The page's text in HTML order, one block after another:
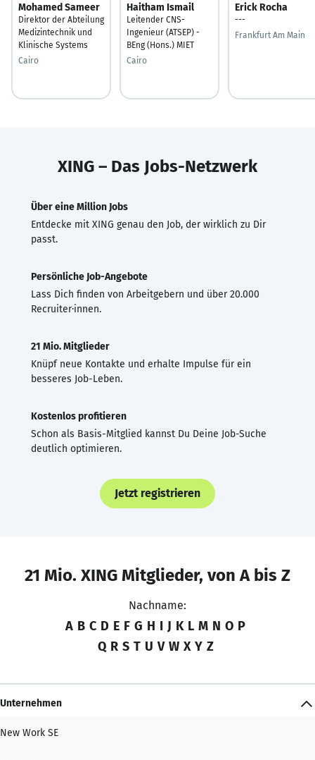
Mohamed Sameer
Direktor der Abteilung
Medizintechnik und
Klinische Systems
Cairo
Haitham Ismail
Leitender CNS-
Ingenieur (ATSEP) -
BEng (Hons.) MIET
Cairo
Erick Rocha
---
Frankfurt Am Main
XING – Das Jobs-Netzwerk
Über eine Million Jobs
Entdecke mit XING genau den Job, der wirklich zu Dir
passt.
Persönliche Job-Angebote
Lass Dich finden von Arbeitgebern und über 20.000
Recruiter·innen.
21 Mio. Mitglieder
Knüpf neue Kontakte und erhalte Impulse für ein
besseres Job-Leben.
Kostenlos profitieren
Schon als Basis-Mitglied kannst Du Deine Job-Suche
deutlich optimieren.
Jetzt registrieren
21 Mio. XING Mitglieder, von A bis Z
Nachname:
A B C D E F G H I J K L M N O P
Q R S T U V W X Y Z
Unternehmen
New Work SE